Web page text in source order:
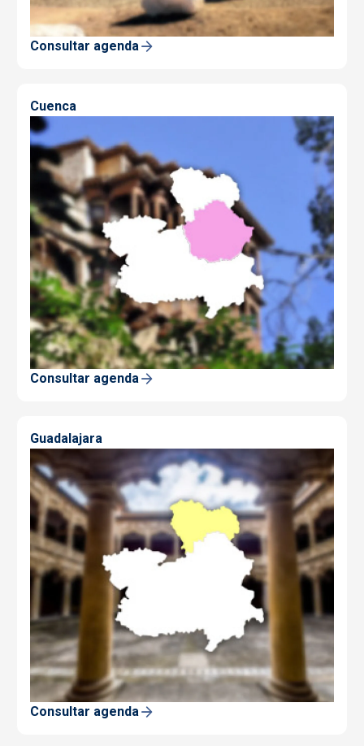
Consultar agenda
Cuenca
Consultar agenda
Guadalajara
Consultar agenda